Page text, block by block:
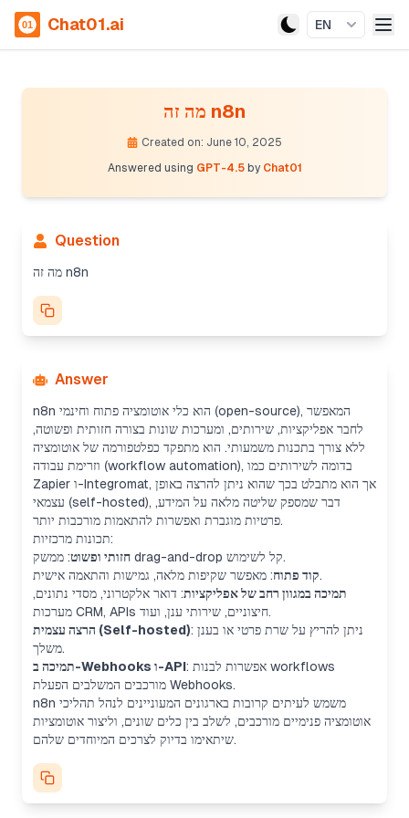
Chat01.ai EN
מה זה n8n
Created on: June 10, 2025
Answered using GPT-4.5 by Chat01
Question
מה זה n8n
Answer
n8n הוא כלי אוטומציה פתוח וחינמי (open-source), המאפשר
לחבר אפליקציות, שירותים, ומערכות שונות בצורה חזותית ופשוטה,
ללא צורך בתכנות משמעותי. הוא מתפקד כפלטפורמה של אוטומציה
וזרימת עבודה (workflow automation), בדומה לשירותים כמו
Zapier ו-Integromat, אך הוא מתבלט בכך שהוא ניתן להרצה באופן
עצמאי (self-hosted), דבר שמספק שליטה מלאה על המידע,
פרטיות מוגברת ואפשרות להתאמות מורכבות יותר.
תכונות מרכזיות:
חזותי ופשוט
: ממשק drag-and-drop קל לשימוש.
קוד פתוח: מאפשר שקיפות מלאה, גמישות והתאמה אישית.
תמיכה במגוון רחב של אפליקציות: דואר אלקטרוני, מסדי נתונים,
מערכות CRM, APIs חיצוניים, שירותי ענן, ועוד.
הרצה עצמית (Self-hosted): ניתן להריץ על שרת פרטי או בענן
משלך.
תמיכה ב-Webhooks ו-API: אפשרות לבנות workflows
מורכבים המשלבים הפעלת Webhooks.
n8n משמש לעיתים קרובות בארגונים המעוניינים לנהל תהליכי
אוטומציה פנימיים מורכבים, לשלב בין כלים שונים, וליצור אוטומציות
שיתאימו בדיוק לצרכים המיוחדים שלהם.